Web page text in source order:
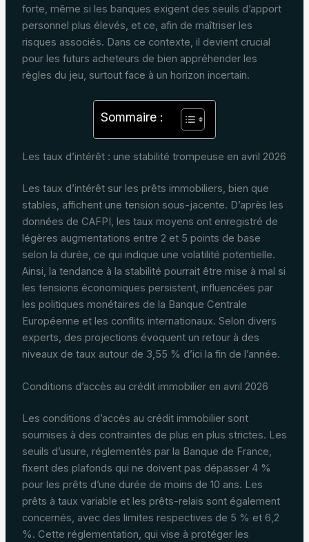
forte, même si les banques exigent des seuils d’apport
personnel plus élevés, et ce, afin de maîtriser les
risques associés. Dans ce contexte, il devient crucial
pour les futurs acheteurs de bien appréhender les
règles du jeu, surtout face à un horizon incertain.
Sommaire :
Les taux d’intérêt : une stabilité trompeuse en avril 2026
Les taux d’intérêt sur les prêts immobiliers, bien que
stables, affichent une tension sous-jacente. D’après les
données de CAFPI, les taux moyens ont enregistré de
légères augmentations entre 2 et 5 points de base
selon la durée, ce qui indique une volatilité potentielle.
Ainsi, la tendance à la stabilité pourrait être mise à mal si
les tensions économiques persistent, influencées par
les politiques monétaires de la Banque Centrale
Européenne et les conflits internationaux. Selon divers
experts, des projections évoquent un retour à des
niveaux de taux autour de 3,55 % d’ici la fin de l’année.
Conditions d’accès au crédit immobilier en avril 2026
Les conditions d’accès au crédit immobilier sont
soumises à des contraintes de plus en plus strictes. Les
seuils d’usure, réglementés par la Banque de France,
fixent des plafonds qui ne doivent pas dépasser 4 %
pour les prêts d’une durée de moins de 10 ans. Les
prêts à taux variable et les prêts-relais sont également
concernés, avec des limites respectives de 5 % et 6,2
%. Cette réglementation, qui vise à protéger les